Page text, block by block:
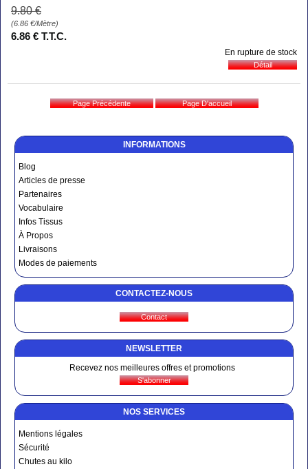
INFORMATIONS
Blog
Articles de presse
Partenaires
Vocabulaire
Infos Tissus
À Propos
Livraisons
Modes de paiements
CONTACTEZ-NOUS
NEWSLETTER
Recevez nos meilleures offres et promotions
NOS SERVICES
Mentions légales
Sécurité
Chutes au kilo
9.80 €
(6.86 €/Mètre)
6.86 € T.T.C.
En rupture de stock